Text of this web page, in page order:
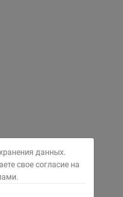
данных.
свое согласие на